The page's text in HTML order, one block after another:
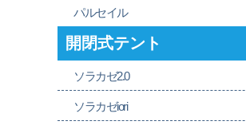
パルセイル
開閉式テント
ソラカゼ2.0
ソラカゼiori